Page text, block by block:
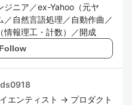
ジニア／ex-Yahoo（元ヤ
／自然言語処理／自動作曲／
情報理工・計数）／開成
Follow
エンティスト -> プロダクト